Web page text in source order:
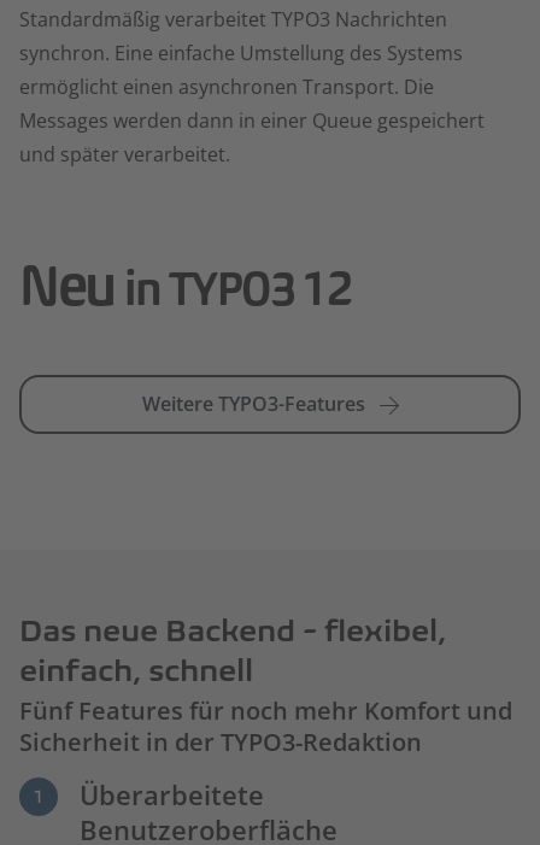
Standardmäßig verarbeitet TYPO3 Nachrichten
synchron. Eine einfache Umstellung des Systems
ermöglicht einen asynchronen Transport. Die
Messages werden dann in einer Queue gespeichert
und später verarbeitet.
Neu in TYPO3 12
Weitere TYPO3-Features
Das neue Backend - flexibel,
einfach, schnell
Fünf Features für noch mehr Komfort und
Sicherheit in der TYPO3-Redaktion
Überarbeitete
Benutzeroberfläche